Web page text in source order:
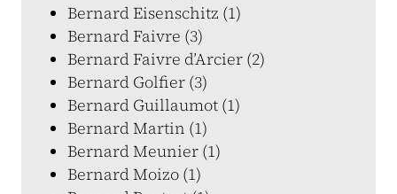
Bernard Eisenschitz (1)
Bernard Faivre (3)
Bernard Faivre d’Arcier (2)
Bernard Golfier (3)
Bernard Guillaumot (1)
Bernard Martin (1)
Bernard Meunier (1)
Bernard Moizo (1)